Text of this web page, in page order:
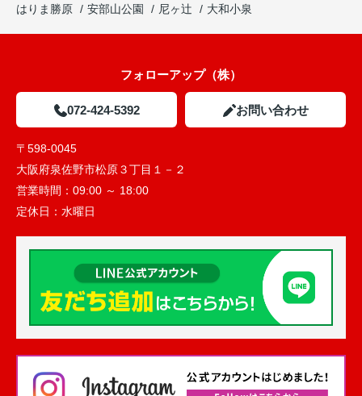
はりま勝原
安部山公園 尼ヶ辻 大和小泉
フォローアップ（株）
072-424-5392 お問い合わせ
〒598-0045
大阪府泉佐野市松原３丁目１－２
営業時間： 09:00 ～ 18:00
定休日： 水曜日